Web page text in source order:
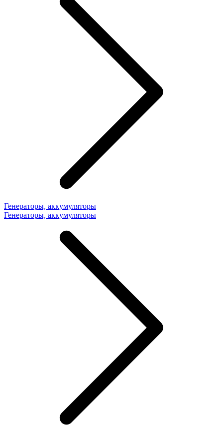
Генераторы, аккумуляторы
Генераторы, аккумуляторы